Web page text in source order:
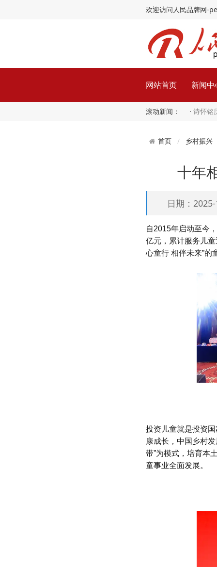
欢迎访问人民品牌网-
网站首页 新闻中
滚动新闻： · 诗怀铭
首页 乡村振兴
十年
日期：
自2015年启动至今
亿元，累计服务儿
心童行 相伴未来”的
投资儿童就是投资
康成长，中国乡村
带”为模式，培育本
童事业全面发展。